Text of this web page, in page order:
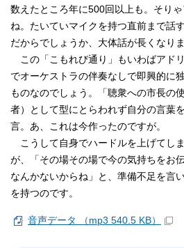
数えたところ年に500回以上も。そり
ね。たいていマイクを持つ直前まで話
だからでしょうか、大体話が長くなりま
この「こもれび通り」もいわばアド
でオーケストラの伴奏なしで即興的に
ものなのでしょう。「聴衆への市長の
者）として型にとらわれず自分の言葉
言。あ、これは今作ったのですが。
こうして自身でハードルを上げてし
が、「その場その場で今の気持ちをお
なんかないからね」と、準備不足を言
を持つのです。
音声データ （mp3 540.5 KB）